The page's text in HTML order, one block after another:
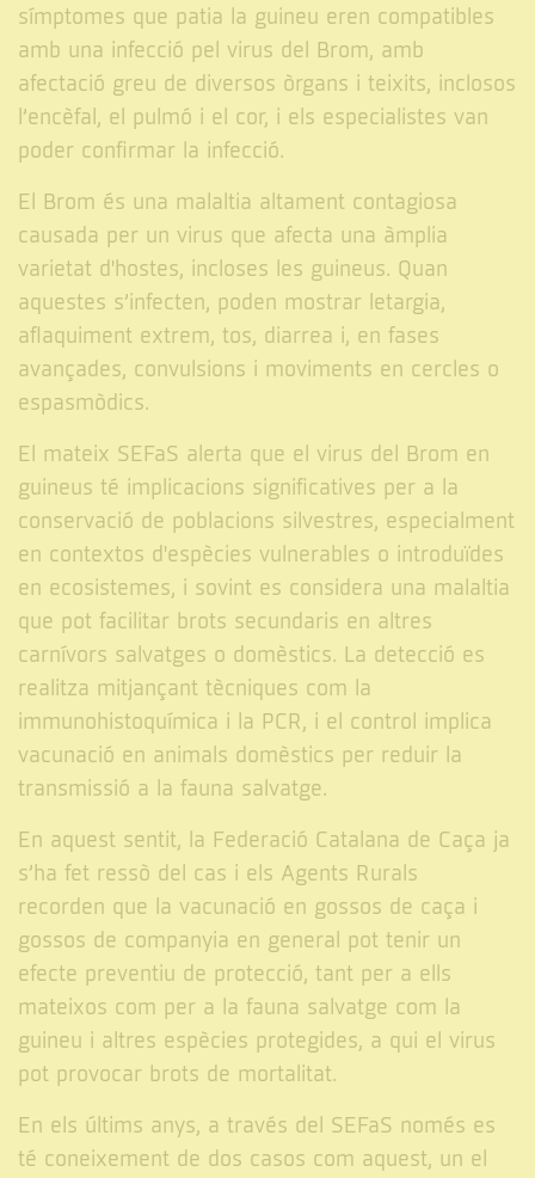
símptomes que patia la guineu eren compatibles
amb una infecció pel virus del Brom, amb
afectació greu de diversos òrgans i teixits, inclosos
l’encèfal, el pulmó i el cor, i els especialistes van
poder confirmar la infecció.
El Brom és una malaltia altament contagiosa
causada per un virus que afecta una àmplia
varietat d'hostes, incloses les guineus. Quan
aquestes s’infecten, poden mostrar letargia,
aflaquiment extrem, tos, diarrea i, en fases
avançades, convulsions i moviments en cercles o
espasmòdics.
El mateix SEFaS alerta que el virus del Brom en
guineus té implicacions significatives per a la
conservació de poblacions silvestres, especialment
en contextos d'espècies vulnerables o introduïdes
en ecosistemes, i sovint es considera una malaltia
que pot facilitar brots secundaris en altres
carnívors salvatges o domèstics. La detecció es
realitza mitjançant tècniques com la
immunohistoquímica i la PCR, i el control implica
vacunació en animals domèstics per reduir la
transmissió a la fauna salvatge.
En aquest sentit, la Federació Catalana de Caça ja
s’ha fet ressò del cas i els Agents Rurals
recorden que la vacunació en gossos de caça i
gossos de companyia en general pot tenir un
efecte preventiu de protecció, tant per a ells
mateixos com per a la fauna salvatge com la
guineu i altres espècies protegides, a qui el virus
pot provocar brots de mortalitat.
En els últims anys, a través del SEFaS només es
té coneixement de dos casos com aquest, un el